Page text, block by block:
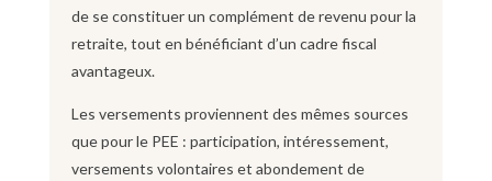
de se constituer un complément de revenu pour la
retraite, tout en bénéficiant d’un cadre fiscal
avantageux.
Les versements proviennent des mêmes sources
que pour le PEE : participation, intéressement,
versements volontaires et abondement de